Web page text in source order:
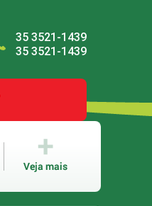
35 3521-1439
35 3521-1439